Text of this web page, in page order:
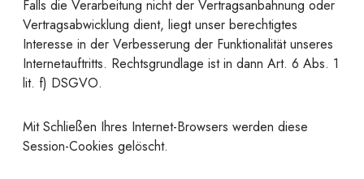
Falls die Verarbeitung nicht der Vertragsanbahnung oder
Vertragsabwicklung dient, liegt unser berechtigtes
Interesse in der Verbesserung der Funktionalität unseres
Internetauftritts. Rechtsgrundlage ist in dann Art. 6 Abs. 1
lit. f) DSGVO.
Mit Schließen Ihres Internet-Browsers werden diese
Session-Cookies gelöscht.